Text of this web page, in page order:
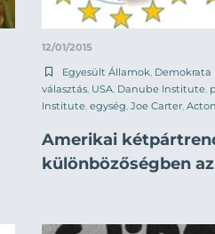
12/01/2015
Egyesült Államok, Demokrata
választás, USA, Danube Institute,
Institute, egység, Joe Carter,
Amerikai
különbözőségben